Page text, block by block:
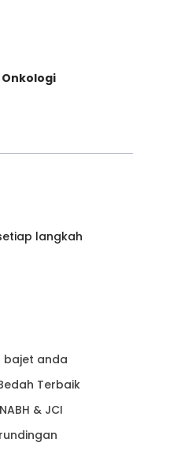
Onkologi
langkah
bajet anda
Terbaik
& JCI